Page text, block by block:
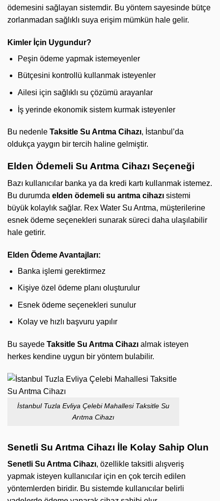
ödemesini sağlayan sistemdir. Bu yöntem sayesinde bütçe
zorlanmadan sağlıklı suya erişim mümkün hale gelir.
Kimler İçin Uygundur?
Peşin ödeme yapmak istemeyenler
Bütçesini kontrollü kullanmak isteyenler
Ailesi için sağlıklı su çözümü arayanlar
İş yerinde ekonomik sistem kurmak isteyenler
Bu nedenle Taksitle Su Arıtma Cihazı, İstanbul’da
oldukça yaygın bir tercih haline gelmiştir.
Elden Ödemeli Su Arıtma Cihazı Seçeneği
Bazı kullanıcılar banka ya da kredi kartı kullanmak istemez.
Bu durumda elden ödemeli su arıtma cihazı sistemi
büyük kolaylık sağlar. Rex Water Su Arıtma, müşterilerine
esnek ödeme seçenekleri sunarak süreci daha ulaşılabilir
hale getirir.
Elden Ödeme Avantajları:
Banka işlemi gerektirmez
Kişiye özel ödeme planı oluşturulur
Esnek ödeme seçenekleri sunulur
Kolay ve hızlı başvuru yapılır
Bu sayede Taksitle Su Arıtma Cihazı almak isteyen
herkes kendine uygun bir yöntem bulabilir.
İstanbul Tuzla Evliya Çelebi Mahallesi Taksitle Su
Arıtma Cihazı
Senetli Su Arıtma Cihazı İle Kolay Sahip Olun
Senetli Su Arıtma Cihazı, özellikle taksitli alışveriş
yapmak isteyen kullanıcılar için en çok tercih edilen
yöntemlerden biridir. Bu sistemde kullanıcılar belirli